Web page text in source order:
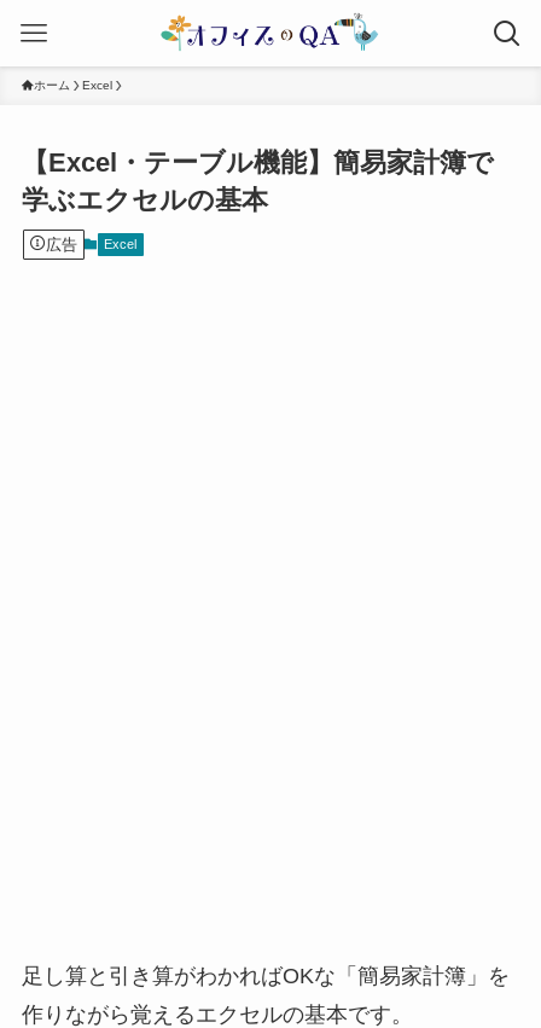
ホーム Excel
【Excel・テーブル機能】簡易家計簿で
学ぶエクセルの基本
広告 Excel
足し算と引き算がわかればOKな「簡易家計簿」を
作りながら覚えるエクセルの基本です。